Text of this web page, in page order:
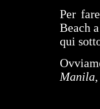
Per
Beach
qui
Manila